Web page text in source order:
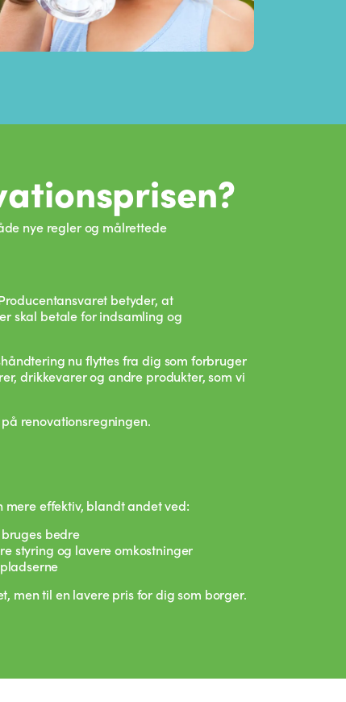
nye regler og målrettede
betyder, at
skal betale for indsamling og
nu flyttes fra dig som forbruger
drikkevarer og andre produkter, som vi
renovationsregningen.
effektiv, blandt andet ved:
bedre
styring og lavere omkostninger
men til en lavere pris for dig som borger.